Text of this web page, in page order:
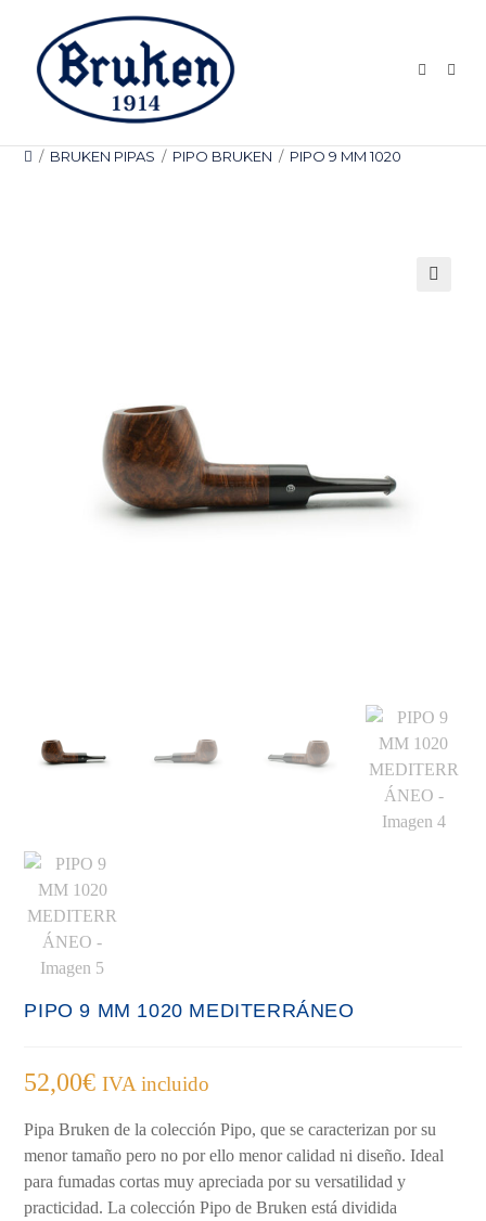
contenido
/ BRUKEN PIPAS / PIPO BRUKEN / PIPO 9 MM 1020
PIPO 9 MM 1020 MEDITERRÁNEO
52,00€ IVA incluido
Pipa Bruken de la colección Pipo, que se caracterizan por su
menor tamaño pero no por ello menor calidad ni diseño. Ideal
para fumadas cortas muy apreciada por su versatilidad y
practicidad. La colección Pipo de Bruken está dividida